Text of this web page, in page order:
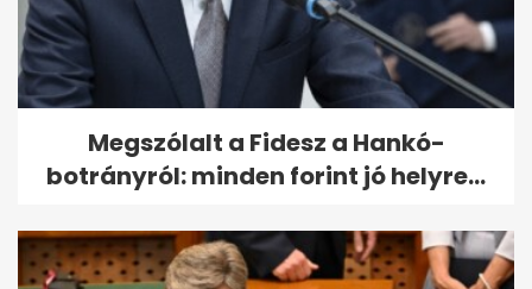
Megszólalt a Fidesz a Hankó-
botrányról: minden forint jó helyre...